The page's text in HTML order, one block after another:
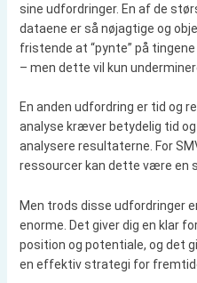
sine udfordringer. En af de
dataene er så nøjagtige og
fristende at “pynte” på
– men dette vil kun
En anden udfordring er tid og
analyse kræver betydelig tid
analysere resultaterne. For
ressourcer kan dette være en
Men trods disse udfordringer
enorme. Det giver dig en klar
position og potentiale, og det
en effektiv strategi for